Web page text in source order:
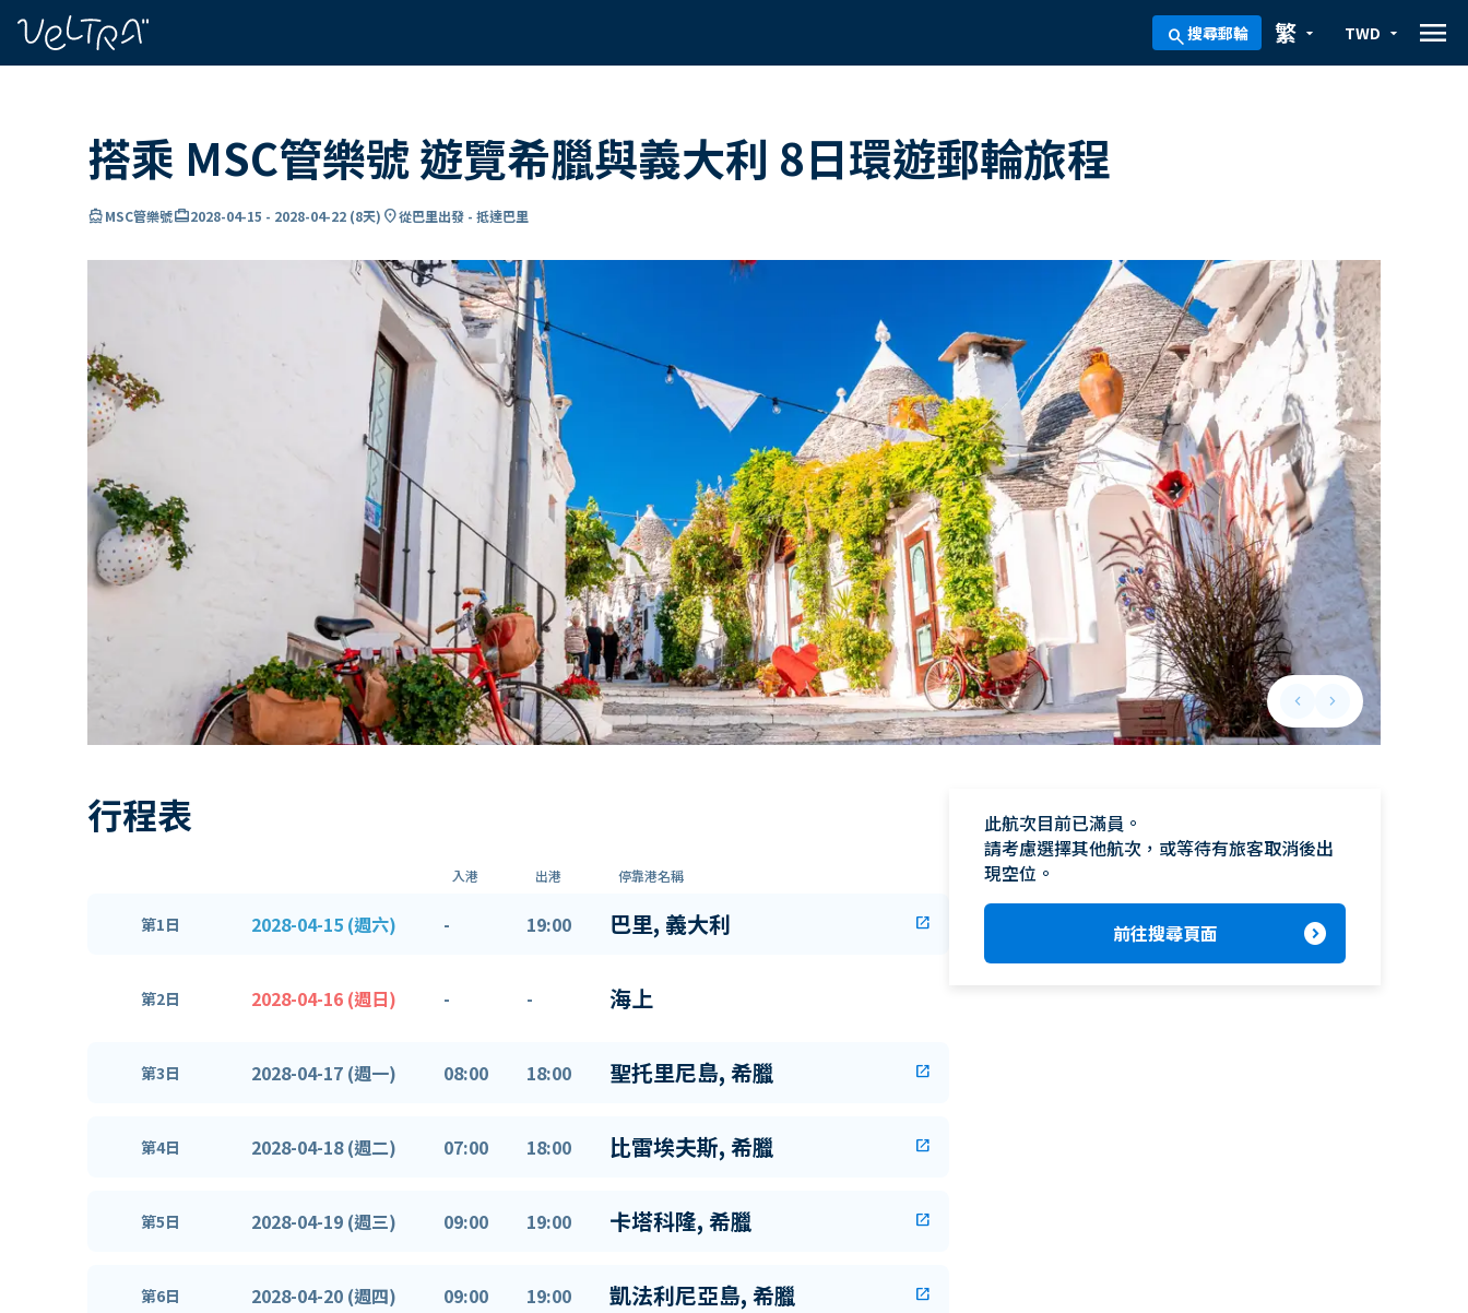
search搜尋郵輪 arrow_drop_down
繁 arrow_drop_down
TWD menu
搭乘 MSC管樂號 遊覽希臘與義大利 8日環遊郵輪旅程
directions_boatMSC管樂號card_travel2028-04-15 - 2028-04-22 (8天) location_on從巴里出發 - 抵達巴里
keyboard_arrow_leftPrevious slide
keyboard_arrow_rightNext slide
行程表
入港 出港 停靠港名稱
第1日 2028-04-15 (週六) - 19:00 巴里, 義大利 open_in_new
第2日 2028-04-16 (週日) - - 海上
第3日 2028-04-17 (週一) 08:00 18:00 聖托里尼島, 希臘 open_in_new
第4日 2028-04-18 (週二) 07:00 18:00 比雷埃夫斯, 希臘 open_in_new
第5日 2028-04-19 (週三) 09:00 19:00 卡塔科隆, 希臘 open_in_new
第6日 2028-04-20 (週四) 09:00 19:00 凱法利尼亞島, 希臘 open_in_new
此航次目前已滿員。
請考慮選擇其他航次，或等待有旅客取消後出
現空位。
前往搜尋頁面 expand_circle_right